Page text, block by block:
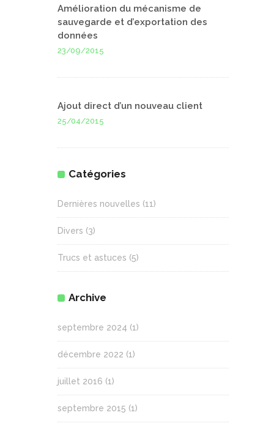
Amélioration du mécanisme de
sauvegarde et d’exportation des
données
23/09/2015
Ajout direct d’un nouveau client
25/04/2015
Catégories
Dernières nouvelles (11)
Divers (3)
Trucs et astuces (5)
Archive
septembre 2024 (1)
décembre 2022 (1)
juillet 2016 (1)
septembre 2015 (1)